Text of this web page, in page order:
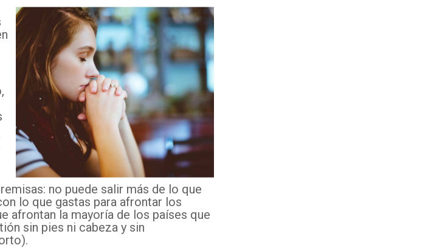
no puede salir más de lo que
lo que gastas para afrontar los
afrontan la mayoría de los países que
sin pies ni cabeza y sin